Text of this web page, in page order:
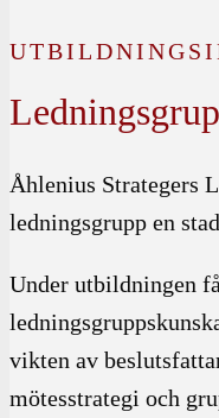
Åhlenius Strategers
ledningsgrupp en
Under utbildningen
vikten av
mötesstrategi och